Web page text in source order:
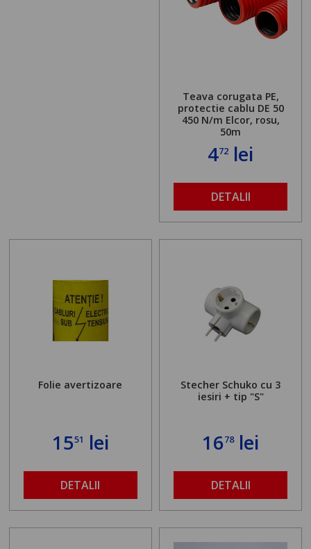
Teava corugata PE,
protectie cablu DE 50
450 N/m Elcor, rosu,
50m
472 lei
DETALII
Folie avertizoare
1551 lei
DETALII
Stecher Schuko cu 3
iesiri + tip "S"
1678lei
DETALII